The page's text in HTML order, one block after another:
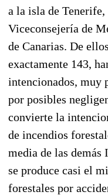
a la isla de Tenerife,
Viceconsejería de
de Canarias. De
exactamente 143,
intencionados, muy
por posibles
convierte la
de incendios
media de las demás
se produce casi el
forestales por